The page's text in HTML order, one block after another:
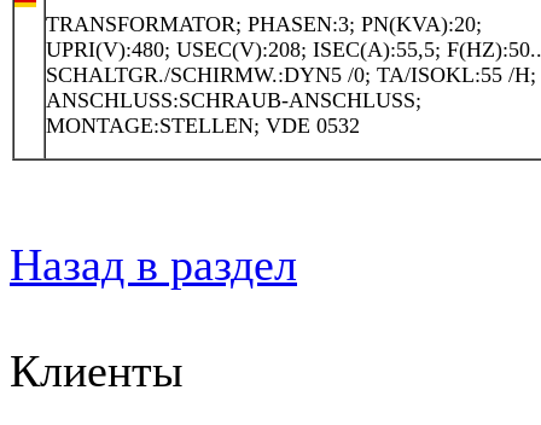
TRANSFORMATOR; PHASEN:3; PN(KVA):20;
UPRI(V):480; USEC(V):208; ISEC(A):55,5;
SCHALTGR./SCHIRMW.:DYN5 /0; TA/ISOKL:55 /H;
ANSCHLUSS:SCHRAUB-ANSCHLUSS;
MONTAGE:STELLEN; VDE 0532
Назад в раздел
Клиенты